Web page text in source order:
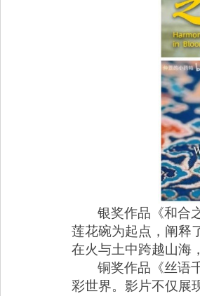
银奖作品《和合
莲花碗为起点，阐释
在火与土中跨越山海
铜奖作品《丝语
彩世界。影片不仅展